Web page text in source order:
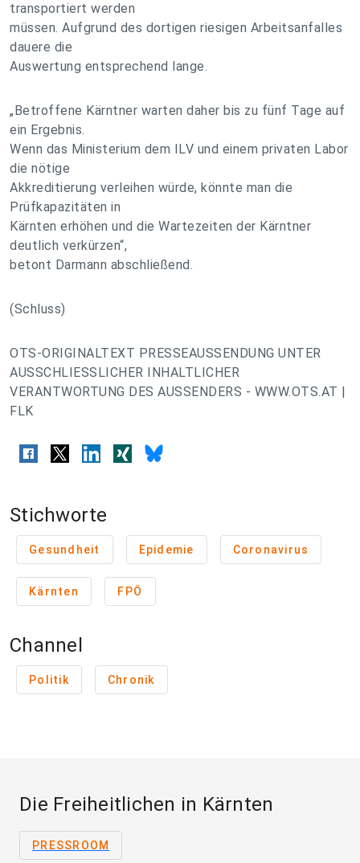
transportiert werden
müssen. Aufgrund des dortigen riesigen Arbeitsanfalles
dauere die
Auswertung entsprechend lange.
„Betroffene Kärntner warten daher bis zu fünf Tage auf
ein Ergebnis.
Wenn das Ministerium dem ILV und einem privaten Labor
die nötige
Akkreditierung verleihen würde, könnte man die
Prüfkapazitäten in
Kärnten erhöhen und die Wartezeiten der Kärntner
deutlich verkürzen“,
betont Darmann abschließend.
(Schluss)
OTS-ORIGINALTEXT PRESSEAUSSENDUNG UNTER
AUSSCHLIESSLICHER INHALTLICHER
VERANTWORTUNG DES AUSSENDERS - WWW.OTS.AT |
FLK
Stichworte
Gesundheit Epidemie Coronavirus
Kärnten FPÖ
Channel
Politik Chronik
Die Freiheitlichen in Kärnten
PRESSROOM